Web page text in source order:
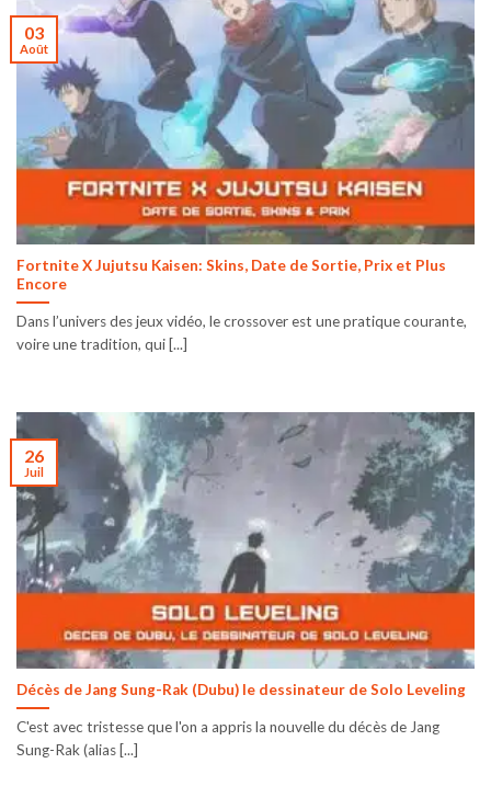
Fortnite X Jujutsu Kaisen: Skins, Date de Sortie, Prix et Plus
Encore
Dans l’univers des jeux vidéo, le crossover est une pratique courante,
voire une tradition, qui [...]
03
Août
Décès de Jang Sung-Rak (Dubu) le dessinateur de Solo Leveling
C'est avec tristesse que l'on a appris la nouvelle du décès de Jang
Sung-Rak (alias [...]
26
Juil